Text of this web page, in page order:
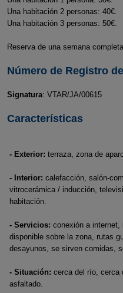
Una habitación 2 personas: 40€.
Una habitación 3 personas: 50€.
Reserva de una semana
Número de Registro
Signatura: VTAR/JA/00615
Características
- Exterior: terraza, zona de
- Interior: calefacción, salón-
vitrocerámica / inducción,
habitación.
- Servicios: conexión a
disponible sobre la zona, rutas
desayunos, se sirven comidas,
- Situación: cerca del río, cerca
asfaltado.